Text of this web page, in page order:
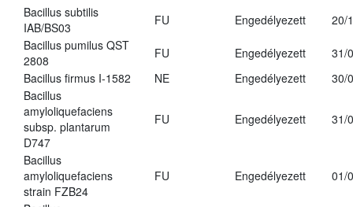
Bacillus subtilis
IAB/BS03
FU Engedélyezett
20/
Bacillus pumilus QST
2808
FU Engedélyezett
31/
Bacillus firmus I-1582
NE Engedélyezett
30/
Bacillus
amyloliquefaciens
subsp. plantarum
D747
FU Engedélyezett 31/
Bacillus
amyloliquefaciens
strain FZB24
FU Engedélyezett 01/